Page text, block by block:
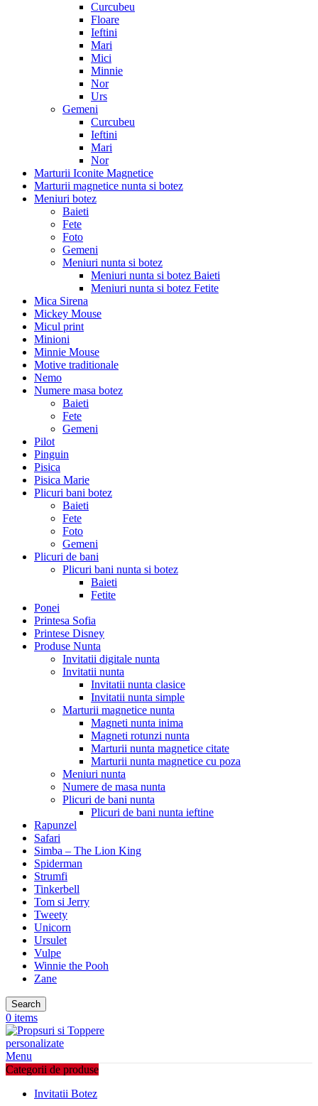
Curcubeu
Floare
Ieftini
Mari
Mici
Minnie
Nor
Urs
Gemeni
Curcubeu
Ieftini
Mari
Nor
Marturii Iconite Magnetice
Marturii magnetice nunta si botez
Meniuri botez
Baieti
Fete
Foto
Gemeni
Meniuri nunta si botez
Meniuri nunta si botez Baieti
Meniuri nunta si botez Fetite
Mica Sirena
Mickey Mouse
Micul print
Minioni
Minnie Mouse
Motive traditionale
Nemo
Numere masa botez
Baieti
Fete
Gemeni
Pilot
Pinguin
Pisica
Pisica Marie
Plicuri bani botez
Baieti
Fete
Foto
Gemeni
Plicuri de bani
Plicuri bani nunta si botez
Baieti
Fetite
Ponei
Printesa Sofia
Printese Disney
Produse Nunta
Invitatii digitale nunta
Invitatii nunta
Invitatii nunta clasice
Invitatii nunta simple
Marturii magnetice nunta
Magneti nunta inima
Magneti rotunzi nunta
Marturii nunta magnetice citate
Marturii nunta magnetice cu poza
Meniuri nunta
Numere de masa nunta
Plicuri de bani nunta
Plicuri de bani nunta ieftine
Rapunzel
Safari
Simba – The Lion King
Spiderman
Strumfi
Tinkerbell
Tom si Jerry
Tweety
Unicorn
Ursulet
Vulpe
Winnie the Pooh
Zane
Search
0 items
Menu
Categorii de produse
Invitatii Botez